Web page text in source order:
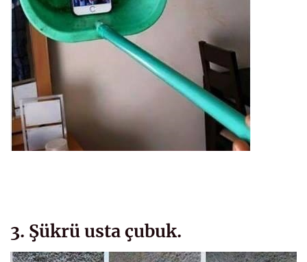
3. Şükrü usta çubuk.